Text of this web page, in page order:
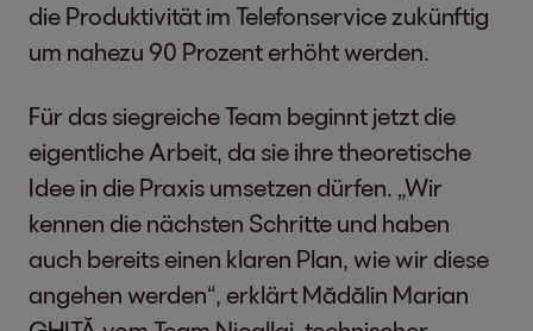
die Produktivität im Telefonservice zukünftig
um nahezu 90 Prozent erhöht werden.
Für das siegreiche Team beginnt jetzt die
eigentliche Arbeit, da sie ihre theoretische
Idee in die Praxis umsetzen dürfen. „Wir
kennen die nächsten Schritte und haben
auch bereits einen klaren Plan, wie wir diese
angehen werden“, erklärt Mădălin Marian